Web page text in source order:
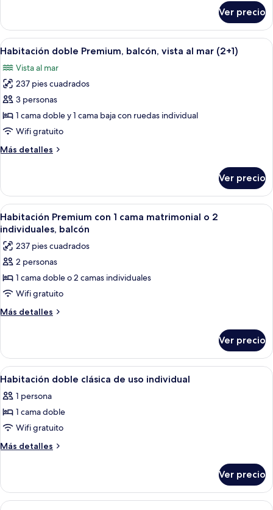
uso
individual,
balcón
doble
Premium
de
individual,
balcón
Ver precio
Abrir
todas
las
fotos
de
Habitación
doble
balcón,
mar
(2+1)
Habitación de hotel con una cama
6
Habitación doble Premium, balcón, vista al mar (2+1)
Vista al mar
237 pies cuadrados
3 personas
1 cama doble y 1 cama baja con ruedas individual
Wifi gratuito
Más detalles
Más
doble
Premium,
balcón,
vista
mar
(2+1)
Ver precio
Abrir
todas
las
fotos
de
Habitación
Premium
con
matrimonial
o
2
individuales,
balcón
Habitación de hotel con una cama
5
Habitación Premium con 1 cama matrimonial o 2
individuales, balcón
237 pies cuadrados
2 personas
1 cama doble o 2 camas individuales
Wifi gratuito
Más detalles
Más
Premium
con
1
matrimonial
o
individuales,
balcón
Ver precio
Abrir
todas
las
fotos
de
Habitación
de
uso
Caja de seguridad en la habitación,
5
Habitación doble clásica de uso individual
1 persona
1 cama doble
Wifi gratuito
Más detalles
Más
doble
clásica
Ver precio
Abrir Una habitación de hotel moderna